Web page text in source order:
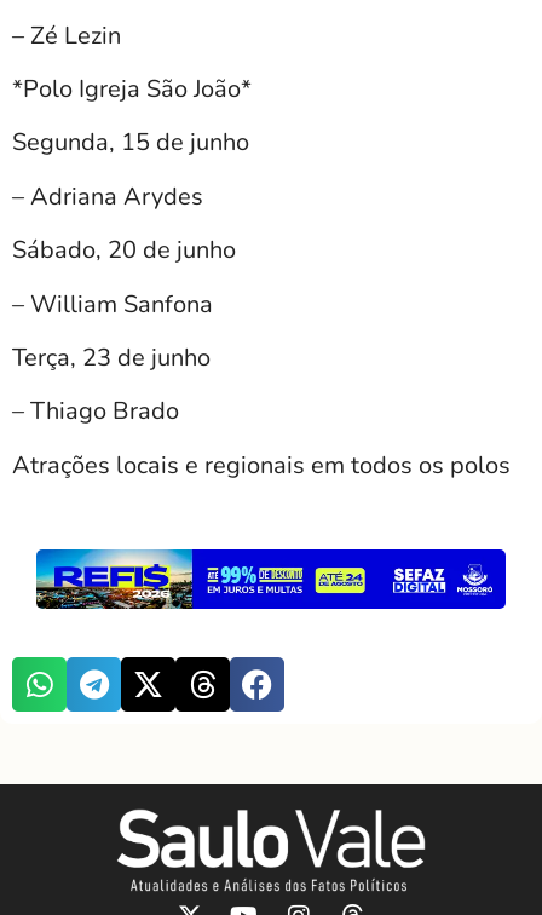
– Zé Lezin
*Polo Igreja São João*
Segunda, 15 de junho
– Adriana Arydes
Sábado, 20 de junho
– William Sanfona
Terça, 23 de junho
– Thiago Brado
Atrações locais e regionais em todos os polos